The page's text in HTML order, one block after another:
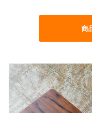
商